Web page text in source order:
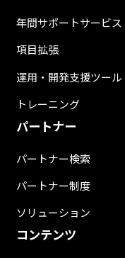
年間サポートサービス
項目拡張
運用・開発支援ツール
トレーニング
パートナー
パートナー検索
パートナー制度
ソリューション
コンテンツ